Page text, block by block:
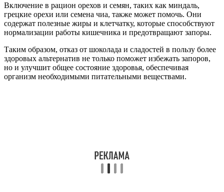
Включение в рацион орехов и семян, таких как миндаль,
грецкие орехи или семена чиа, также может помочь. Они
содержат полезные жиры и клетчатку, которые способствуют
нормализации работы кишечника и предотвращают запоры.
Таким образом, отказ от шоколада и сладостей в пользу более
здоровых альтернатив не только поможет избежать запоров,
но и улучшит общее состояние здоровья, обеспечивая
организм необходимыми питательными веществами.